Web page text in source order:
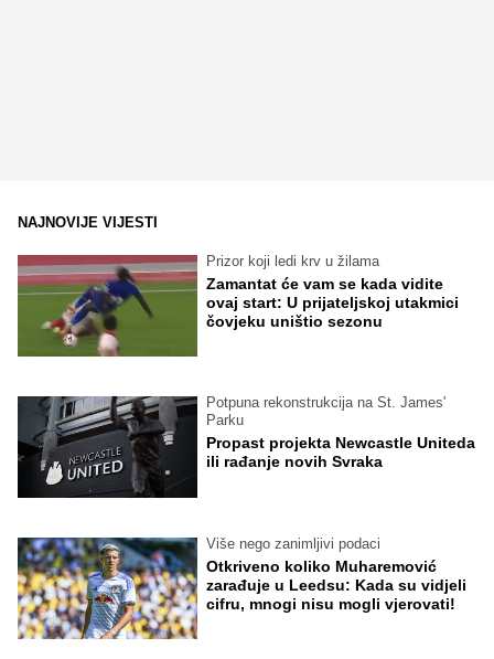
NAJNOVIJE VIJESTI
Prizor koji ledi krv u žilama
Zamantat će vam se kada vidite
ovaj start: U prijateljskoj utakmici
čovjeku uništio sezonu
Potpuna rekonstrukcija na St. James'
Parku
Propast projekta Newcastle Uniteda
ili rađanje novih Svraka
Više nego zanimljivi podaci
Otkriveno koliko Muharemović
zarađuje u Leedsu: Kada su vidjeli
cifru, mnogi nisu mogli vjerovati!